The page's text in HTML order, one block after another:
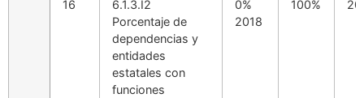
16
6.1.3.I2
Porcentaje de
dependencias y
entidades
estatales con
funciones
0%
2018
100%